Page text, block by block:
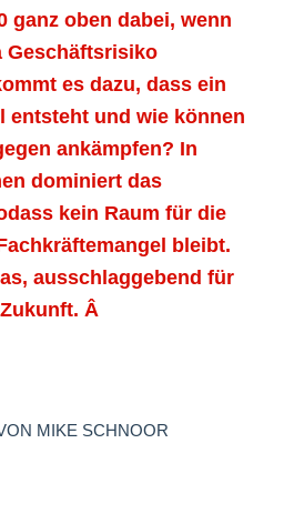
ganz oben dabei, wenn
Geschäftsrisiko
es dazu, dass ein
entsteht und wie können
ankämpfen? In
dominiert das
kein Raum für die
bleibt.
ausschlaggebend für
Â
MIKE SCHNOOR